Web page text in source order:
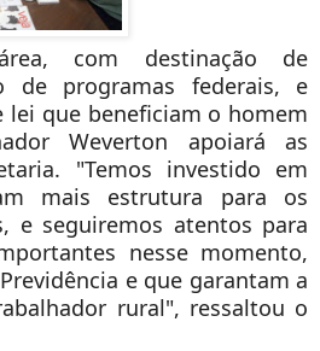
com destinação de
de programas federais, e
que beneficiam o homem
Weverton apoiará as
"Temos investido em
mais estrutura para os
e seguiremos atentos para
nesse momento,
e que garantam a
rural", ressaltou o